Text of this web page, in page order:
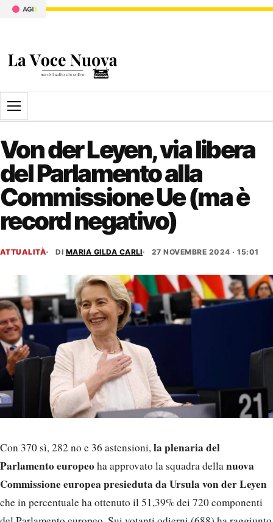
Apri il menu
Von der Leyen, via libera
del Parlamento alla
Commissione Ue (ma è
record negativo)
ATTUALITÀ DI MARIA GILDA CARLI 27 NOVEMBRE 2024 · 15:01
Con 370 sì, 282 no e 36 astensioni,la plenaria del
Parlamento europeoha approvato la squadra dellanuova
Commissione europea presieduta da Ursula von der Leyen
che in percentuale ha ottenuto il 51,39% dei 720 componenti